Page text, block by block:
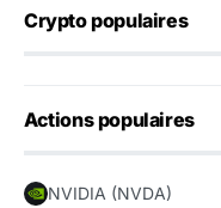
Crypto populaires
Actions populaires
NVIDIA (NVDA)